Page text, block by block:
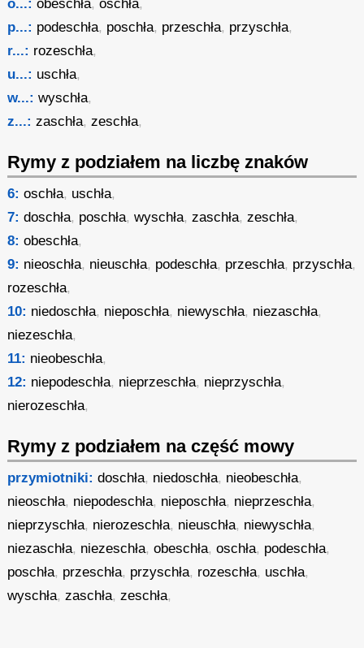
o...: obeschła,oschła,
p...: podeschła, poschła, przeschła, przyschła,
r...: rozeschła,
u...: uschła,
w...: wyschła,
z...: zaschła,zeschła,
Rymy z podziałem na liczbę znaków
6: oschła, uschła,
7: doschła, poschła,wyschła,zaschła,zeschła,
8: obeschła,
9: nieoschła, nieuschła, podeschła, przeschła, przyschła,
rozeschła,
10: niedoschła, nieposchła, niewyschła, niezaschła,
niezeschła,
11: nieobeschła,
12: niepodeschła, nieprzeschła, nieprzyschła,
nierozeschła,
Rymy z podziałem na część mowy
przymiotniki: doschła, niedoschła, nieobeschła,
nieoschła, niepodeschła, nieposchła, nieprzeschła,
nieprzyschła, nierozeschła, nieuschła, niewyschła,
niezaschła, niezeschła,obeschła,oschła, podeschła,
poschła, przeschła, przyschła, rozeschła, uschła,
wyschła,zaschła,zeschła,